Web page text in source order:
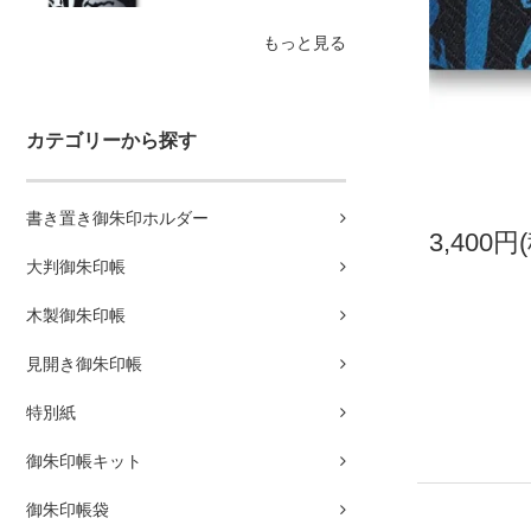
もっと見る
カテゴリーから探す
書き置き御朱印ホルダー
大判御朱印帳
木製御朱印帳
見開き御朱印帳
特別紙
御朱印帳キット
御朱印帳袋
3,400円